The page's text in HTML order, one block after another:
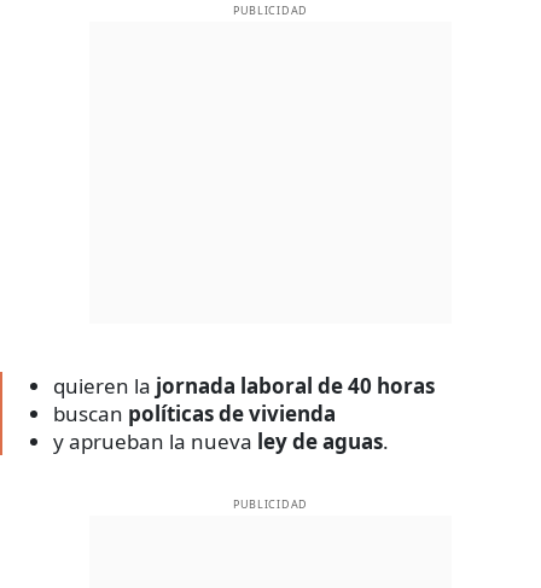
PUBLICIDAD
quieren la jornada laboral de 40 horas
buscan políticas de vivienda
y aprueban la nueva ley de aguas.
PUBLICIDAD